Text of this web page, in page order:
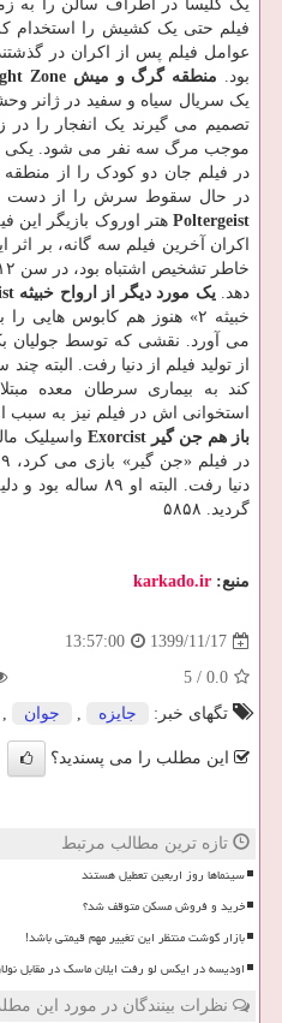
یک کلیسا در اطراف سالن را به
عوامل فیلم پس از اکران در
بود. منطقه گرگ و میش The Twilight Zone
یک سریال سیاه و سفید در ژانر
تصمیم می گیرند یک انفجار را در
موجب مرگ سه نفر می شود. یکی از
در فیلم جان دو کودک را از منطقه
در حال سقوط سرش را از دست
Poltergeist هتر اوروک بازیگر این
اکران آخرین فیلم سه گانه، بر
دهد.یک مورد دیگر از ارواح خبیثه Poltergeist
خبیثه ۲» هنوز هم کابوس
می آورد. نقشی که توسط جولیان
از تولید فیلم از دنیا رفت. البته
کند به بیماری سرطان معده
استخوانی اش در فیلم نیز به سبب
باز هم جن گیر Exorcist
واسیلیک
دنیا رفت. البته او
گردید. ۵۸۵۸
منبع: karkado.ir
1399/11/17
13:57:00
0.0
/
5
تگهای خبر:
جایزه , جوان ,
این مطلب را می پسندید؟
تازه ترین مطالب مرتبط
سینماها روز اربعین تعطیل هستند
خرید و فروش مسکن متوقف شد؟
بازار گوشت منتظر این تغییر مهم قیمتی باشد!
اودیسه در ایکس لو رفت ایلان ماسک در مقابل
نظرات بینندگان در مورد این